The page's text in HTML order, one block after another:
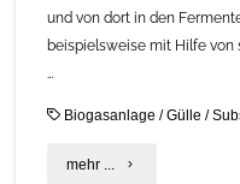
und von dort in den
beispielsweise mit Hilfe
…
Biogasanlage /Gülle /
mehr ...